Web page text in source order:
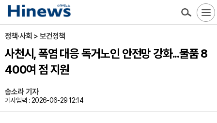
정책·사회 > 보건정책
사천시, 폭염 대응 독거노인 안전망 강화...물품 8
400여 점 지원
송소라 기자
기사입력 : 2026-06-29 12:14